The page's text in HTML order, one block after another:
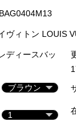
ヴィトン LOUIS
ディースバッ